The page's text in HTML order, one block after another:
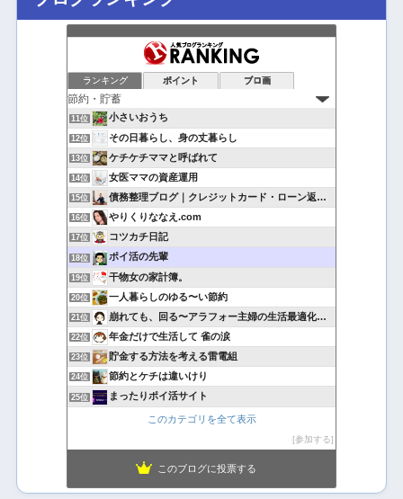
ランキング ポイント ブロ画
11位 小さいおうち
12位 その日暮らし、身の丈暮らし
13位 ケチケチママと呼ばれて
14位 女医ママの資産運用
15位 債務整理ブログ｜クレジットカード・ローン返済で悩んでいる方へ
16位 やりくりななえ.com
17位 コツカチ日記
18位 ポイ活の先輩
19位 干物女の家計簿。
20位 一人暮らしのゆる〜い節約
21位 崩れても、回る〜アラフォー主婦の生活最適化日記
22位 年金だけで生活して 雀の涙
23位 貯金する方法を考える雷電組
24位 節約とケチは違いけり
25位 まったりポイ活サイト
このカテゴリを全て表示
参加する
このブログに投票する